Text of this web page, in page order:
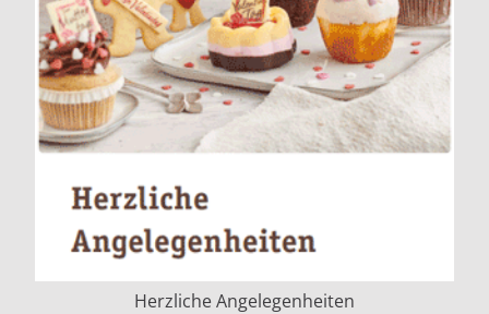
Herzliche Angelegenheiten